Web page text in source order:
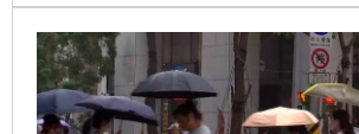
一名吳姓男學生，假借前往花蓮救災
善心人士要求贊助「車馬費」，事後
現場，行為引發公憤。